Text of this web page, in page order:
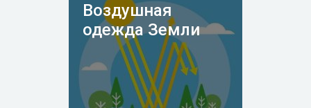
Воздушная
одежда Земли